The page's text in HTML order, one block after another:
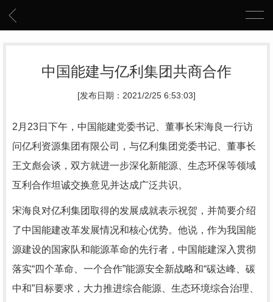
中国能建与亿利集团共商合作
[发布日期：2021/2/25 6:53:03]
2月23日下午，中国能建党委书记、董事长宋海良一行访
问亿利资源集团有限公司，与亿利集团党委书记、董事长
王文彪会谈，双方就进一步深化新能源、生态环保等领域
互利合作坦诚交换意见并达成广泛共识。
宋海良对亿利集团取得的发展成就表示祝贺，并简要介绍
了中国能建改革发展情况和核心优势。他说，作为我国能
源建设的国家队和能源革命的先行者，中国能建深入贯彻
落实“四个革命、一个合作”能源安全新战略和“碳达峰、碳
中和”目标要求，大力推进综合能源、生态环境综合治理、